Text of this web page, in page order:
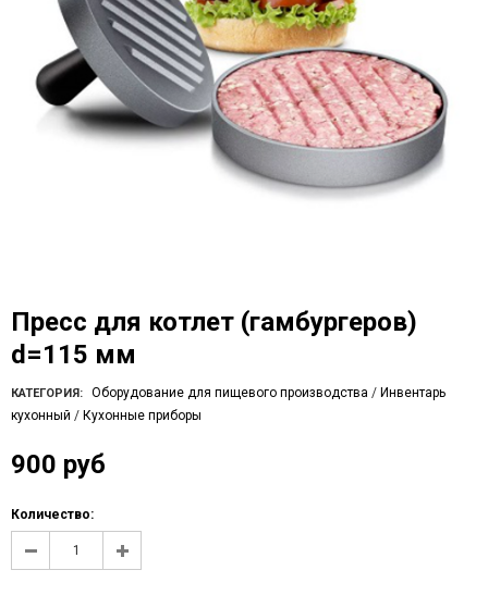
Пресс для котлет (гамбургеров)
d=115 мм
КАТЕГОРИЯ: Оборудование для пищевого производства / Инвентарь
кухонный / Кухонные приборы
900 руб
Количество: